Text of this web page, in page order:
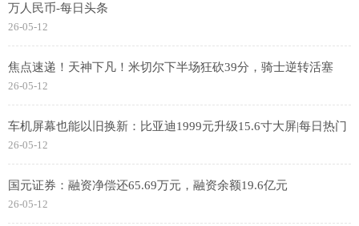
万人民币-每日头条
26-05-12
焦点速递！天神下凡！米切尔下半场狂砍39分，骑士逆转活塞
26-05-12
车机屏幕也能以旧换新：比亚迪1999元升级15.6寸大屏|每日热门
26-05-12
国元证券：融资净偿还65.69万元，融资余额19.6亿元
26-05-12